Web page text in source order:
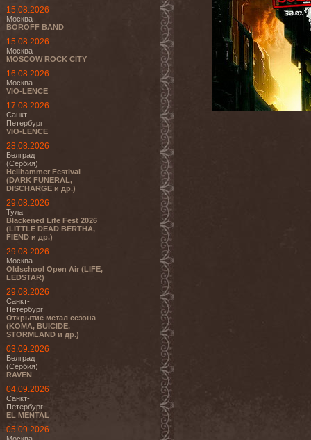
15.08.2026
Москва
BOROFF BAND
15.08.2026
Москва
MOSCOW ROCK CITY
16.08.2026
Москва
VIO-LENCE
17.08.2026
Санкт-
Петербург
VIO-LENCE
28.08.2026
Белград
(Сербия)
Hellhammer Festival
(DARK FUNERAL,
DISCHARGE и др.)
29.08.2026
Тула
Blackened Life Fest 2026
(LITTLE DEAD BERTHA,
FIEND и др.)
29.08.2026
Москва
Oldschool Open Air (LIFE,
LEDSTAR)
29.08.2026
Санкт-
Петербург
Открытие метал сезона
(KOMA, BUICIDE,
STORMLAND и др.)
03.09.2026
Белград
(Сербия)
RAVEN
04.09.2026
Санкт-
Петербург
EL MENTAL
05.09.2026